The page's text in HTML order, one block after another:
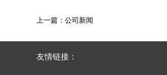
上一篇： 公司新闻
友情链接：